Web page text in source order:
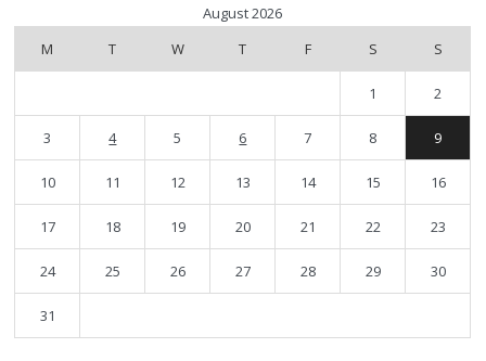
August 2026
M
T W T F S S
1 2
3 4 5 6 7 8 9
10 11 12 13 14 15 16
17 18 19 20 21 22 23
24 25 26 27 28 29 30
31